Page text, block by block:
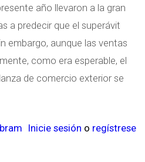
año llevaron a la gran
a predecir que el superávit
embargo, aunque las ventas
como era esperable, el
de comercio exterior se
Inicie sesión o regístrese